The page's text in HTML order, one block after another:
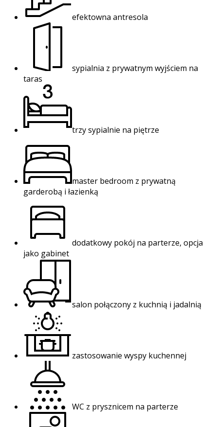
efektowna antresola
sypialnia z prywatnym wyjściem na
taras
trzy sypialnie na piętrze
master bedroom z prywatną
garderobą i łazienką
dodatkowy pokój na parterze, opcja
jako gabinet
salon połączony z kuchnią i jadalnią
zastosowanie wyspy kuchennej
WC z prysznicem na parterze